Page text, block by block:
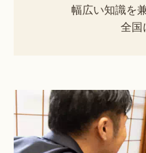
幅広い知識を
全国